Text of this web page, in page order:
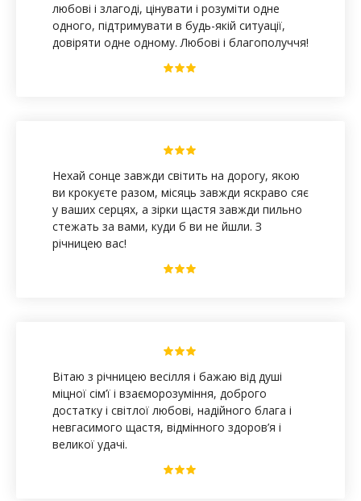
любові і злагоді, цінувати і розуміти одне
одного, підтримувати в будь-якій ситуації,
довіряти одне одному. Любові і благополуччя!
Нехай сонце завжди світить на дорогу, якою
ви крокуєте разом, місяць завжди яскраво сяє
у ваших серцях, а зірки щастя завжди пильно
стежать за вами, куди б ви не йшли. З
річницею вас!
Вітаю з річницею весілля і бажаю від душі
міцної сім’ї і взаєморозуміння, доброго
достатку і світлої любові, надійного блага і
невгасимого щастя, відмінного здоров’я і
великої удачі.